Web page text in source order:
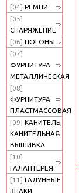
[04] РЕМНИ
[05]
СНАРЯЖЕНИЕ
[06] ПОГОНЫ
[07]
ФУРНИТУРА
МЕТАЛЛИЧЕСКАЯ
[08]
ФУРНИТУРА
ПЛАСТМАССОВАЯ
[09] КАНИТЕЛЬ,
КАНИТЕЛЬНАЯ
ВЫШИВКА
[10]
ГАЛАНТЕРЕЯ
[11] ГАЛУННЫЕ
ЗНАКИ